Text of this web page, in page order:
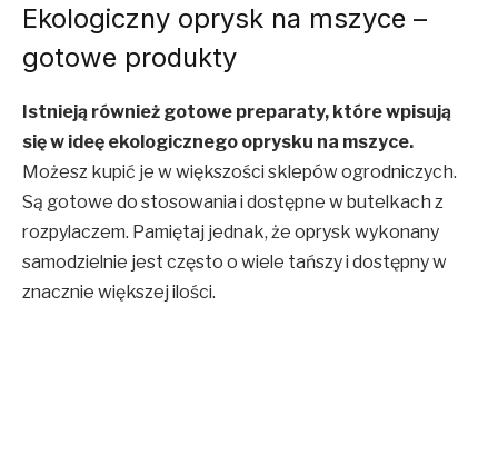
Ekologiczny oprysk na mszyce –
gotowe produkty
Istnieją również gotowe preparaty, które wpisują
się w ideę ekologicznego oprysku na mszyce.
Możesz kupić je w większości sklepów ogrodniczych.
Są gotowe do stosowania i dostępne w butelkach z
rozpylaczem. Pamiętaj jednak, że oprysk wykonany
samodzielnie jest często o wiele tańszy i dostępny w
znacznie większej ilości.